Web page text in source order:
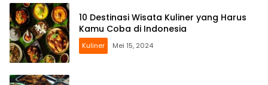
10 Destinasi Wisata Kuliner yang Harus
Kamu Coba di Indonesia
Kuliner Mei 15, 2024